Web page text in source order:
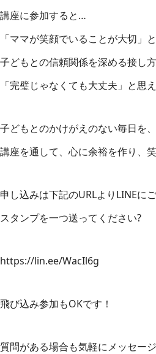
講座に参加すると…
「ママが笑顔でいることが大切」
子どもとの信頼関係を深める接し
「完璧じゃなくても大丈夫」と思
子どもとのかけがえのない毎日を
講座を通して、心に余裕を作り、
申し込みは下記のURLよりLINEに
スタンプを一つ送ってください?
https://lin.ee/WacIl6g
飛び込み参加もOKです！
質問がある場合も気軽にメッセー